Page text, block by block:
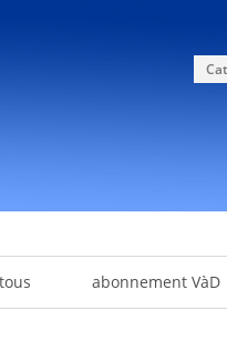
abonnement VàD